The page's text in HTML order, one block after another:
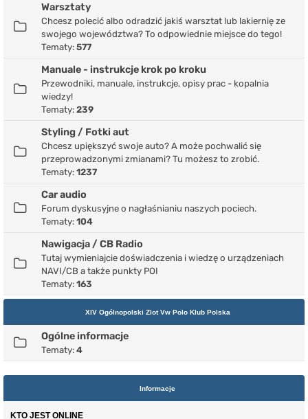
Warsztaty
Chcesz polecić albo odradzić jakiś warsztat lub lakiernię ze
swojego województwa? To odpowiednie miejsce do tego!
Tematy: 577
Manuale - instrukcje krok po kroku
Przewodniki, manuale, instrukcje, opisy prac - kopalnia
wiedzy!
Tematy: 239
Styling / Fotki aut
Chcesz upiększyć swoje auto? A może pochwalić się
przeprowadzonymi zmianami? Tu możesz to zrobić.
Tematy: 1237
Car audio
Forum dyskusyjne o nagłaśnianiu naszych pociech.
Tematy: 104
Nawigacja / CB Radio
Tutaj wymieniajcie doświadczenia i wiedzę o urządzeniach
NAVI/CB a także punkty POI
Tematy: 163
XIV Ogólnopolski Zlot Vw Polo Klub Polska
Ogólne informacje
Tematy: 4
Informacje
KTO JEST ONLINE